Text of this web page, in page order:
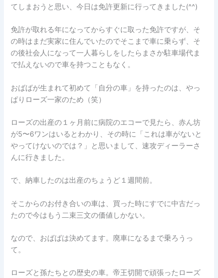
てしまおうと思い、今日は免許更新に行ってきました(^^)
免許が取れる年になってからすぐに取った免許ですが、そ
の時はまだ実家に住んでいたのでそこまで車に乗らず、そ
の後社会人になって一人暮らしをしたらまさか駐車場代ま
で払えないので車を持つこともなく。
おばばが生まれて初めて「自分の車」を持ったのは、やっ
ぱりローズ一家のため（笑）
ローズの出産の１ヶ月前に病院のエコーで見たら、赤ん坊
が5〜6ワンはいるとわかり、その時に「これは車がないと
やってけないのでは？」と思いまして、速攻ディーラーさ
んに行きました。
で、納車したのは出産のちょうど１週間前。
そこからのお付き合いの車は、買った時にすでに中古だっ
たので今はもう二束三文の価値しかない。
なので、おばばは決めてます。廃車になるまで乗ろうっ
て。
ローズと孫たちとの歴史の車。帝王切開で頑張ったローズ